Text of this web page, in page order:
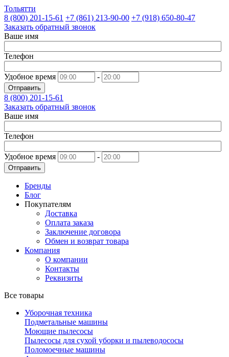
Тольятти
8 (800) 201-15-61 +7 (861) 213-90-00 +7 (918) 650-80-47
Заказать обратный звонок
Ваше имя
Телефон
Удобное время -
Отправить
8 (800) 201-15-61
Заказать обратный звонок
Ваше имя
Телефон
Удобное время -
Отправить
Бренды
Блог
Покупателям
Доставка
Оплата заказа
Заключение договора
Обмен и возврат товара
Компания
О компании
Контакты
Реквизиты
Все товары
Уборочная техника
Подметальные машины
Моющие пылесосы
Пылесосы для сухой уборки и пылеводососы
Поломоечные машины